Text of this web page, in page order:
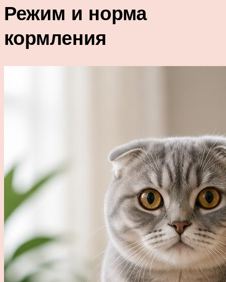
Режим и норма
кормления